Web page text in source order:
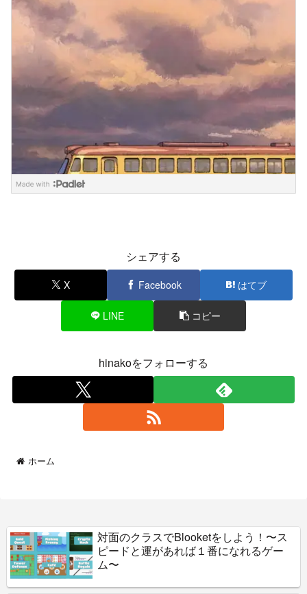
シェアする
X Facebook はてブ
LINE コピー
hinakoをフォローする
ホーム
対面のクラスでBlooketをしよう！〜ス
ピードと運があれば１番になれるゲー
ム〜